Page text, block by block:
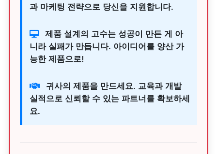
과 마케팅 전략으로 당신을 지원합니다.
제품 설계의 고수는 성공이 만든 게 아
니라 실패가 만듭니다. 아이디어를 양산 가
능한 제품으로!
귀사의 제품을 만드세요. 교육과 개발
실적으로 신뢰할 수 있는 파트너를 확보하세
요.